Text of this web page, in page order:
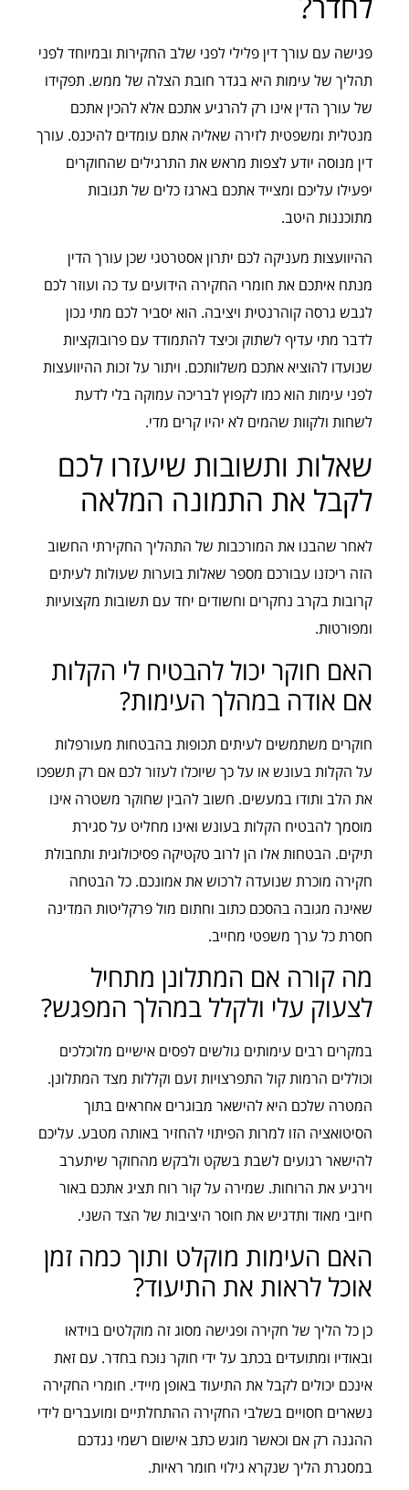
פגישה עם עורך דין פלילי לפני שלב החקירות ובמיוחד לפני
תהליך של עימות היא בגדר חובת הצלה של ממש. תפקידו
של עורך הדין אינו רק להרגיע אתכם אלא להכין אתכם
מנטלית ומשפטית לזירה שאליה אתם עומדים להיכנס. עורך
דין מנוסה יודע לצפות מראש את התרגילים שהחוקרים
יפעילו עליכם ומצייד אתכם בארגז כלים של תגובות
מתוכננות היטב.
ההיוועצות מעניקה לכם יתרון אסטרטגי שכן עורך הדין
מנתח איתכם את חומרי החקירה הידועים עד כה ועוזר לכם
לגבש גרסה קוהרנטית ויציבה. הוא יסביר לכם מתי נכון
לדבר מתי עדיף לשתוק וכיצד להתמודד עם פרובוקציות
שנועדו להוציא אתכם משלוותכם. ויתור על זכות ההיוועצות
לפני עימות הוא כמו לקפוץ לבריכה עמוקה בלי לדעת
לשחות ולקוות שהמים לא יהיו קרים מדי.
שאלות ותשובות שיעזרו לכם
לקבל את התמונה המלאה
לאחר שהבנו את המורכבות של התהליך החקירתי החשוב
הזה ריכזנו עבורכם מספר שאלות בוערות שעולות לעיתים
קרובות בקרב נחקרים וחשודים יחד עם תשובות מקצועיות
ומפורטות.
האם חוקר יכול להבטיח לי הקלות
אם אודה במהלך העימות?
חוקרים משתמשים לעיתים תכופות בהבטחות מעורפלות
על הקלות בעונש או על כך שיוכלו לעזור לכם אם רק תשפכו
את הלב ותודו במעשים. חשוב להבין שחוקר משטרה אינו
מוסמך להבטיח הקלות בעונש ואינו מחליט על סגירת
תיקים. הבטחות אלו הן לרוב טקטיקה פסיכולוגית ותחבולת
חקירה מוכרת שנועדה לרכוש את אמונכם. כל הבטחה
שאינה מגובה בהסכם כתוב וחתום מול פרקליטות המדינה
חסרת כל ערך משפטי מחייב.
מה קורה אם המתלונן מתחיל
לצעוק עלי ולקלל במהלך המפגש?
במקרים רבים עימותים גולשים לפסים אישיים מלוכלכים
וכוללים הרמות קול התפרצויות זעם וקללות מצד המתלונן.
המטרה שלכם היא להישאר מבוגרים אחראים בתוך
הסיטואציה הזו למרות הפיתוי להחזיר באותה מטבע. עליכם
להישאר רגועים לשבת בשקט ולבקש מהחוקר שיתערב
וירגיע את הרוחות. שמירה על קור רוח תציג אתכם באור
חיובי מאוד ותדגיש את חוסר היציבות של הצד השני.
האם העימות מוקלט ותוך כמה זמן
אוכל לראות את התיעוד?
כן כל הליך של חקירה ופגישה מסוג זה מוקלטים בוידאו
ובאודיו ומתועדים בכתב על ידי חוקר נוכח בחדר. עם זאת
אינכם יכולים לקבל את התיעוד באופן מיידי. חומרי החקירה
נשארים חסויים בשלבי החקירה ההתחלתיים ומועברים לידי
ההגנה רק אם וכאשר מוגש כתב אישום רשמי נגדכם
במסגרת הליך שנקרא גילוי חומר ראיות.